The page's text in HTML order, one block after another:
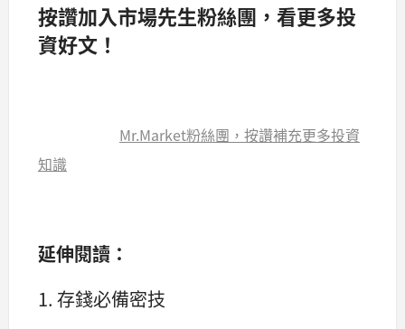
按讚加入市場先生粉絲團，看更多投
資好文！
Mr.Market粉絲團，按讚補充更多投資
知識
延伸閱讀：
1. 存錢必備密技